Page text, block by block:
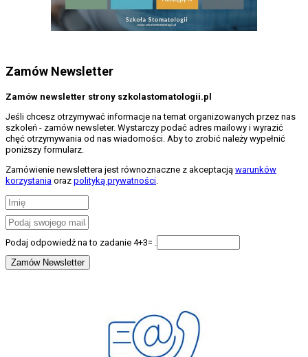
Zamów Newsletter
Zamów newsletter strony szkolastomatologii.pl
Jeśli chcesz otrzymywać informacje na temat organizowanych przez nas
szkoleń - zamów newsleter. Wystarczy podać adres mailowy i wyrazić
chęć otrzymywania od nas wiadomości. Aby to zrobić należy wypełnić
poniższy formularz.
Zamówienie newslettera jest równoznaczne z akceptacją warunków
korzystania oraz polityką prywatności
Podaj odpowiedź na to zadanie 4+3= .